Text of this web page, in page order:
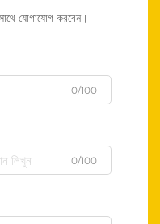
যোগাযোগ করবেন।
0/100
0/100